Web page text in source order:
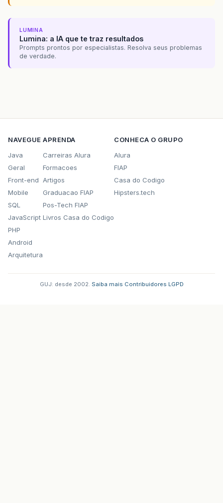
LUMINA
Lumina: a IA que te traz resultados
Prompts prontos por especialistas. Resolva seus problemas
de verdade.
NAVEGUE
Java
Geral
Front-end
Mobile
SQL
JavaScript
PHP
Android
Arquitetura
APRENDA
Carreiras Alura
Formacoes
Artigos
Graduacao FIAP
Pos-Tech FIAP
Livros Casa do Codigo
CONHECA O GRUPO
Alura
FIAP
Casa do Codigo
Hipsters.tech
GUJ: desde 2002. Saiba mais Contribuidores LGPD